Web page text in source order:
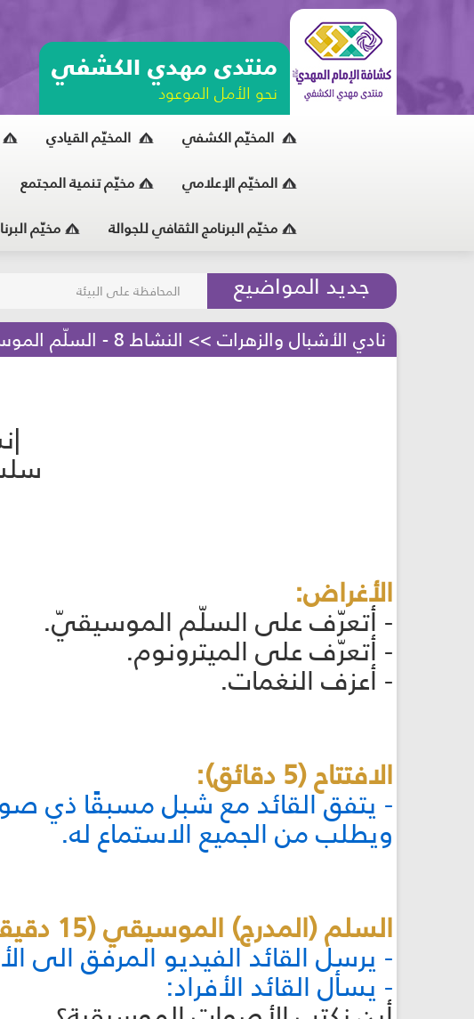
منتدى مهدي الكشفي
نحو الأمل الموعود
المخيّم الكشفي المخيّم القيادي
المخيّم الإعلامي مخيّم تنمية المجتمع
مخيّم البرنامج الثقافي للجوالة مخيّم
جديد المواضيع
مسابقة الركب الحسينيّ
المحافظة على البيئة
نادي الأشبال والزهرات >> النشاط 8 - السلّم الموسيقي - مرحلة الأشبال والزهرات
الأغراض:
- أتعرّف على السلّم الموسيقيّ.
- أتعرّف على الميترونوم.
- أعزف النغمات.
الافتتاح (5 دقائق):
- يتفق القائد مع شبل مسبقًا ذي
ويطلب من الجميع الاستماع له.
السلم (المدرج) الموسيقي (15 دقيقة):
- يرسل القائد الفيديو المرفق الى
- يسأل القائد الأفراد: